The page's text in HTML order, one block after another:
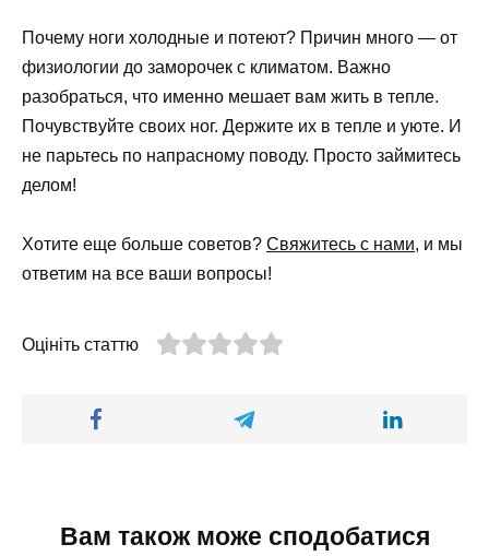
Почему ноги холодные и потеют? Причин много — от
физиологии до заморочек с климатом. Важно
разобраться, что именно мешает вам жить в тепле.
Почувствуйте своих ног. Держите их в тепле и уюте. И
не парьтесь по напрасному поводу. Просто займитесь
делом!
Хотите еще больше советов? Свяжитесь с нами, и мы
ответим на все ваши вопросы!
Оцініть статтю
Вам також може сподобатися